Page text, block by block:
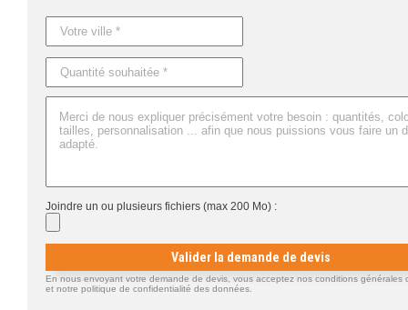
Joindre un ou plusieurs fichiers (max 200 Mo) :
Valider la demande de devis
En nous envoyant votre demande de devis, vous acceptez nos conditions générales
et notre politique de confidentialité des données.